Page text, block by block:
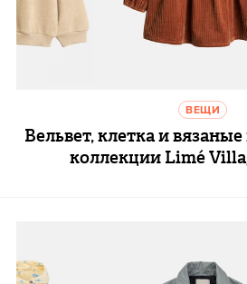
ВЕЩИ
Вельвет, клетка и
коллекции Limé